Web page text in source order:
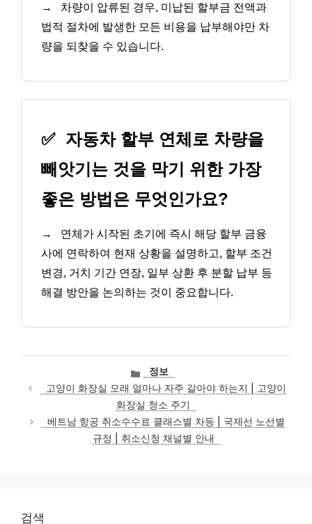
→
차량이 압류된 경우, 미납된 할부금 전액과
법적 절차에 발생한 모든 비용을 납부해야만 차
량을 되찾을 수 있습니다.
✅ 자동차 할부 연체로 차량을
빼앗기는 것을 막기 위한 가장
좋은 방법은 무엇인가요?
→
연체가 시작된 초기에 즉시 해당 할부 금융
사에 연락하여 현재 상황을 설명하고, 할부 조건
변경, 거치 기간 연장, 일부 상환 후 분할 납부 등
해결 방안을 논의하는 것이 중요합니다.
카
테
고
리
정보
고양이 화장실 모래 얼마나 자주 갈아야 하는지 | 고양이
화장실 청소 주기
베트남 항공 취소수수료 클래스별 차등 | 국제선 노선별
규정 | 취소신청 채널별 안내
검색